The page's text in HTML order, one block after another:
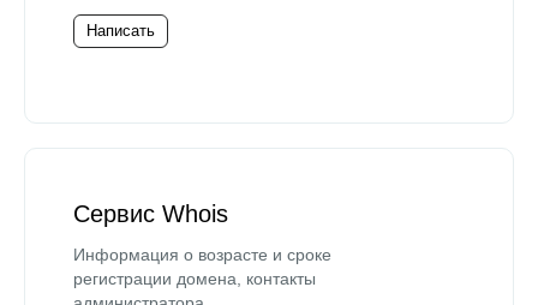
Написать
Сервис Whois
Информация о возрасте и сроке
регистрации домена, контакты